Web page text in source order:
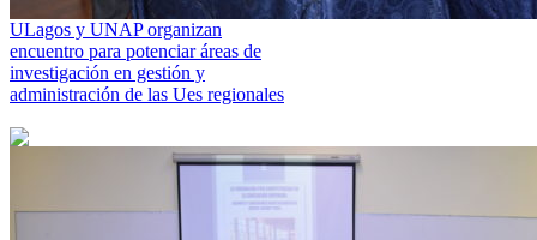
ULagos y UNAP organizan
encuentro para potenciar áreas de
investigación en gestión y
administración de las Ues regionales